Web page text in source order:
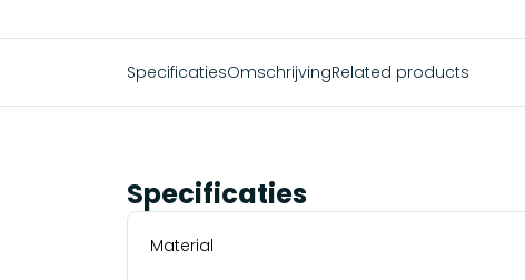
SpecificatiesOmschrijvingRelated products
Specificaties
Material